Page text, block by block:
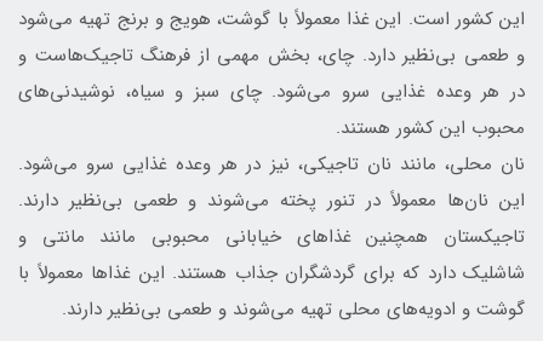
این کشور است. این غذا معمولاً با گوشت، هویج و برنج تهیه می‌شود
و طعمی بی‌نظیر دارد. چای، بخش مهمی از فرهنگ تاجیک‌هاست و
در هر وعده غذایی سرو می‌شود. چای سبز و سیاه، نوشیدنی‌های
محبوب این کشور هستند.
نان محلی، مانند نان تاجیکی، نیز در هر وعده غذایی سرو می‌شود.
این نان‌ها معمولاً در تنور پخته می‌شوند و طعمی بی‌نظیر دارند.
تاجیکستان همچنین غذاهای خیابانی محبوبی مانند مانتی و
شاشلیک دارد که برای گردشگران جذاب هستند. این غذاها معمولاً با
گوشت و ادویه‌های محلی تهیه می‌شوند و طعمی بی‌نظیر دارند.